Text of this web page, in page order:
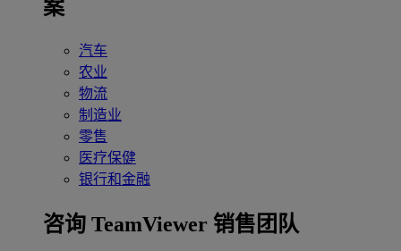
案
汽车
农业
物流
制造业
零售
医疗保健
银行和金融
咨询 TeamViewer 销售团队